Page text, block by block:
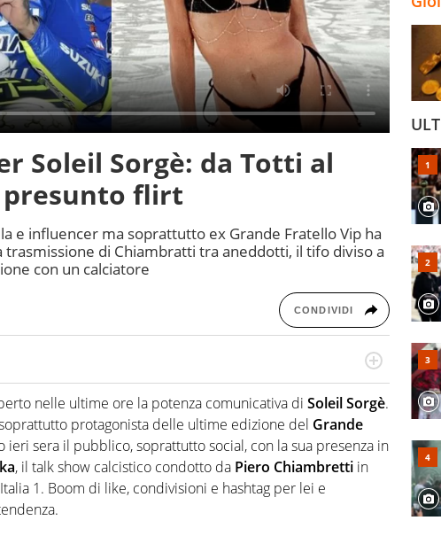
Soleil Sorgè: da Totti al
presunto flirt
e influencer ma soprattutto ex Grande Fratello Vip ha
trasmissione di Chiambratti tra aneddotti, il tifo diviso a
con un calciatore
CONDIVIDI
Quando si accendono i motori, lui sgasa, impenna, derapa. E
sul podio
nelle ultime ore la potenza comunicativa di Soleil Sorgè.
protagonista delle ultime edizione del Grande
ieri sera il pubblico, soprattutto social, con la sua presenza in
, il talk show calcistico condotto da Piero Chiambretti in
1. Boom di like, condivisioni e hashtag per lei e